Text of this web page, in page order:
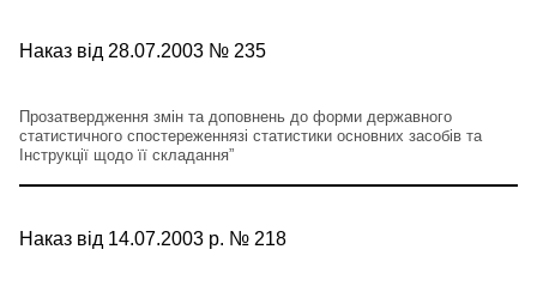
Наказ від 28.07.2003 № 235
Прозатвердження змін та доповнень до форми державного
статистичного спостереженнязі статистики основних засобів та
Інструкції щодо її складання”
Наказ від 14.07.2003 р. № 218